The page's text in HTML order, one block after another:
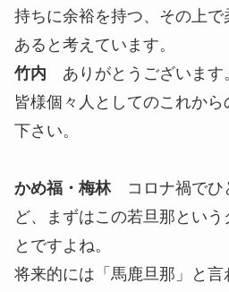
持ちに余裕を持つ、その上
あると考えています。
竹内 ありがとうございます
皆様個々人としてのこれか
下さい。
かめ福・梅林 コロナ禍で
ど、まずはこの若旦那とい
とですよね。
将来的には「馬鹿旦那」と